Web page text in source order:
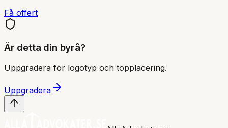
Få offert
Är detta din byrå?
Uppgradera för logotyp och topplacering.
Uppgradera